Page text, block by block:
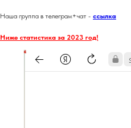
Наша группа в телеграм+чат - ссылка
Ниже статистика за 2023 год!